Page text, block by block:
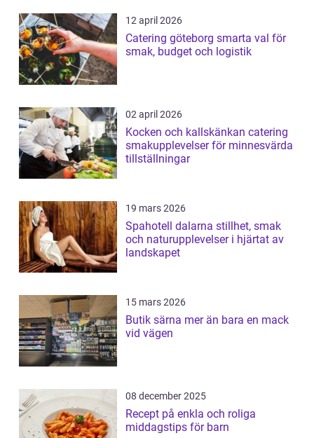
12 april 2026
Catering göteborg smarta val för
smak, budget och logistik
02 april 2026
Kocken och kallskänkan catering
smakupplevelser för minnesvärda
tillställningar
19 mars 2026
Spahotell dalarna stillhet, smak
och naturupplevelser i hjärtat av
landskapet
15 mars 2026
Butik särna mer än bara en mack
vid vägen
08 december 2025
Recept på enkla och roliga
middagstips för barn